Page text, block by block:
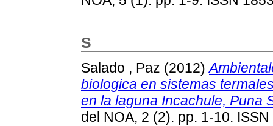
S
Salado , Paz (2012)
biologica en sistemas
en la laguna Incachule, Puna
del NOA, 2 (2). pp. 1-10.